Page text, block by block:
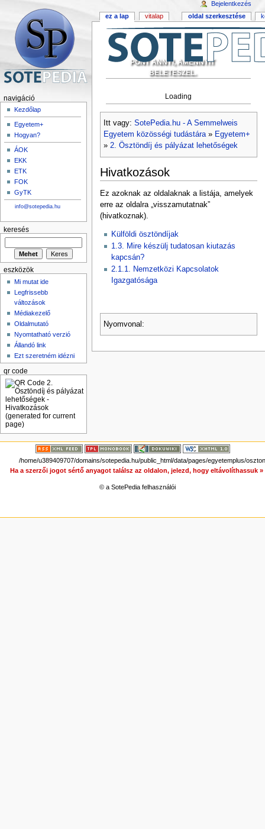
PONT ANNYI, AMENNYIT
BELETESZEL.
Loading
Itt vagy: SotePedia.hu - A Semmelweis
Egyetem közösségi tudástára» Egyetem+
» 2. Ösztöndíj és pályázat lehetőségek
Hivatkozások
Ez azoknak az oldalaknak a listája, amelyek
erre az oldalra „visszamutatnak”
(hivatkoznak).
Külföldi ösztöndíjak
1.3. Mire készülj tudatosan kiutazás
kapcsán?
2.1.1. Nemzetközi Kapcsolatok
Igazgatósága
Nyomvonal:
ez a lap vitalap oldal szerkesztése
Bejelentkezés
navigáció
Kezdőlap
Egyetem+
Hogyan?
ÁOK
EKK
ETK
FOK
GyTK
info@sotepedia.hu
keresés
eszközök
Mi mutat ide
Legfrissebb
változások
Médiakezelő
Oldalmutató
Nyomtatható verzió
Állandó link
Ezt szeretném idézni
qr code
/home/u389409707/domains/sotepedia.hu/public_html/data/pages/egyetemplus/
Ha a szerzői jogot sértő anyagot találsz az oldalon, jelezd, hogy eltávolíthassuk »
© a SotePedia felhasználói